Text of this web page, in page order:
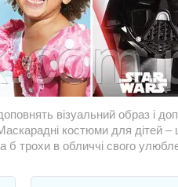
візуальний образ і
костюми для дітей
б трохи в обличчі свого